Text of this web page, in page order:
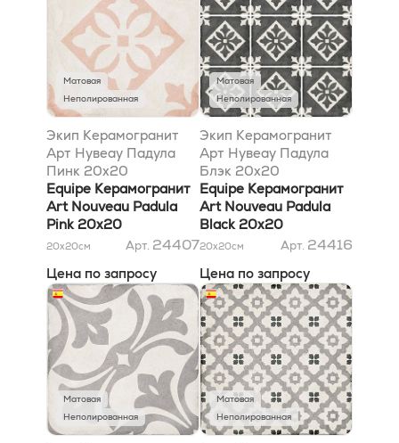
Матовая
Неполированная
Экип Керамогранит
Арт Нувеау Падула
Пинк 20х20
Equipe Керамогранит
Art Nouveau Padula
Pink 20х20
20x20см Арт. 24407
Цена по запросу
Матовая
Неполированная
Экип Керамогранит
Арт Нувеау Падула
Блэк 20х20
Equipe Керамогранит
Art Nouveau Padula
Black 20х20
20x20см Арт. 24416
Цена по запросу
Матовая
Неполированная
Матовая
Неполированная